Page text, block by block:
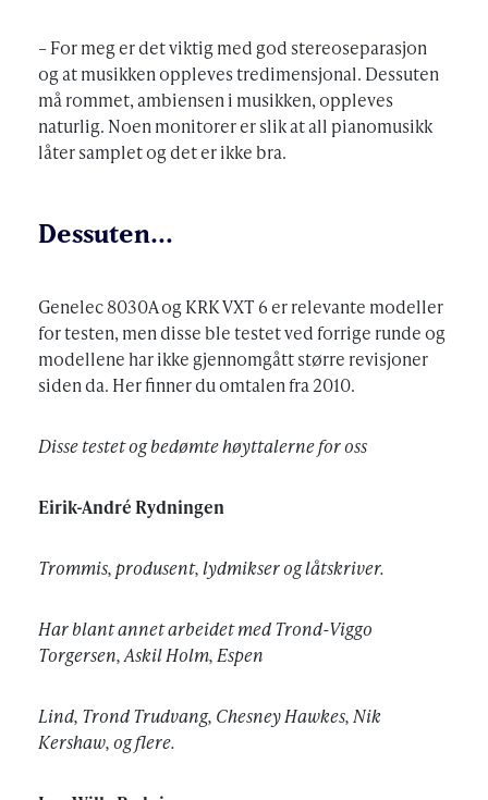
– For meg er det viktig med god stereoseparasjon
og at musikken oppleves tredimensjonal. Dessuten
må rommet, ambiensen i musikken, oppleves
naturlig. Noen monitorer er slik at all pianomusikk
låter samplet og det er ikke bra.
Dessuten…
Genelec 8030A og KRK VXT 6 er relevante modeller
for testen, men disse ble testet ved forrige runde og
modellene har ikke gjennomgått større revisjoner
siden da. Her finner du omtalen fra 2010.
Disse testet og bedømte høyttalerne for oss
Eirik-André Rydningen
Trommis, produsent, lydmikser og låtskriver.
Har blant annet arbeidet med Trond-Viggo
Torgersen, Askil Holm, Espen
Lind, Trond Trudvang, Chesney Hawkes, Nik
Kershaw, og flere.